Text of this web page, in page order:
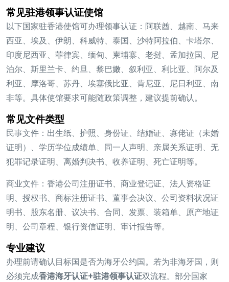
常见驻港领事认证使馆
以下国家驻香港使馆可办理领事认证：阿联酋、越南、马来
西亚、埃及、伊朗、科威特、泰国、沙特阿拉伯、卡塔尔、
印度尼西亚、菲律宾、缅甸、柬埔寨、老挝、孟加拉国、尼
泊尔、斯里兰卡、约旦、黎巴嫩、叙利亚、利比亚、阿尔及
利亚、摩洛哥、苏丹、埃塞俄比亚、肯尼亚、尼日利亚、南
非等。具体使馆要求可能随政策调整，建议提前确认。
常见文件类型
民事文件： 出生纸、护照、身份证、结婚证、寡佬证（未婚
证明）、学历学位成绩单、同一人声明、亲属关系证明、无
犯罪记录证明、离婚判决书、收养证明、死亡证明等。
商业文件： 香港公司注册证书、商业登记证、法人资格证
明、授权书、商标注册证书、董事会决议、公司资料状况证
明书、股东名册、议决书、合同、发票、装箱单、原产地证
明、公司章程、银行资信证明、审计报告等。
专业建议
办理前请确认目标国是否为海牙公约国。若为非海牙国，则
必须完成香港海牙认证+驻港领事认证双流程。部分国家